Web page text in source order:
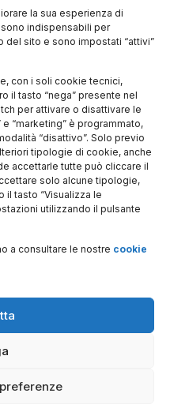
la sua esperienza di
indispensabili per
sito e sono impostati “attivi”
con i soli cookie tecnici,
il tasto “nega” presente nel
per attivare o disattivare le
“marketing” è programmato,
“disattivo”. Solo previo
tipologie di cookie, anche
accettarle tutte può cliccare il
solo alcune tipologie,
il tasto “Visualizza le
utilizzando il pulsante
a consultare le nostre cookie
Ho
letto e
accetto
trattamento
dei dati
personali
Centro Studi e Ricerche